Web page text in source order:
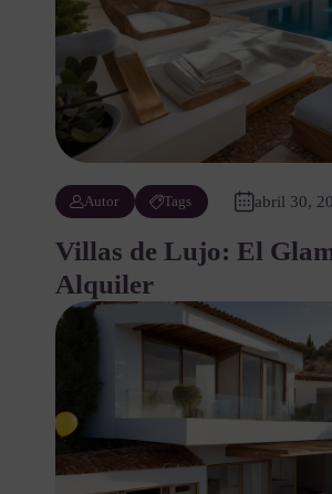
Autor Tags abril 30,
Villas de Lujo: El
Alquiler